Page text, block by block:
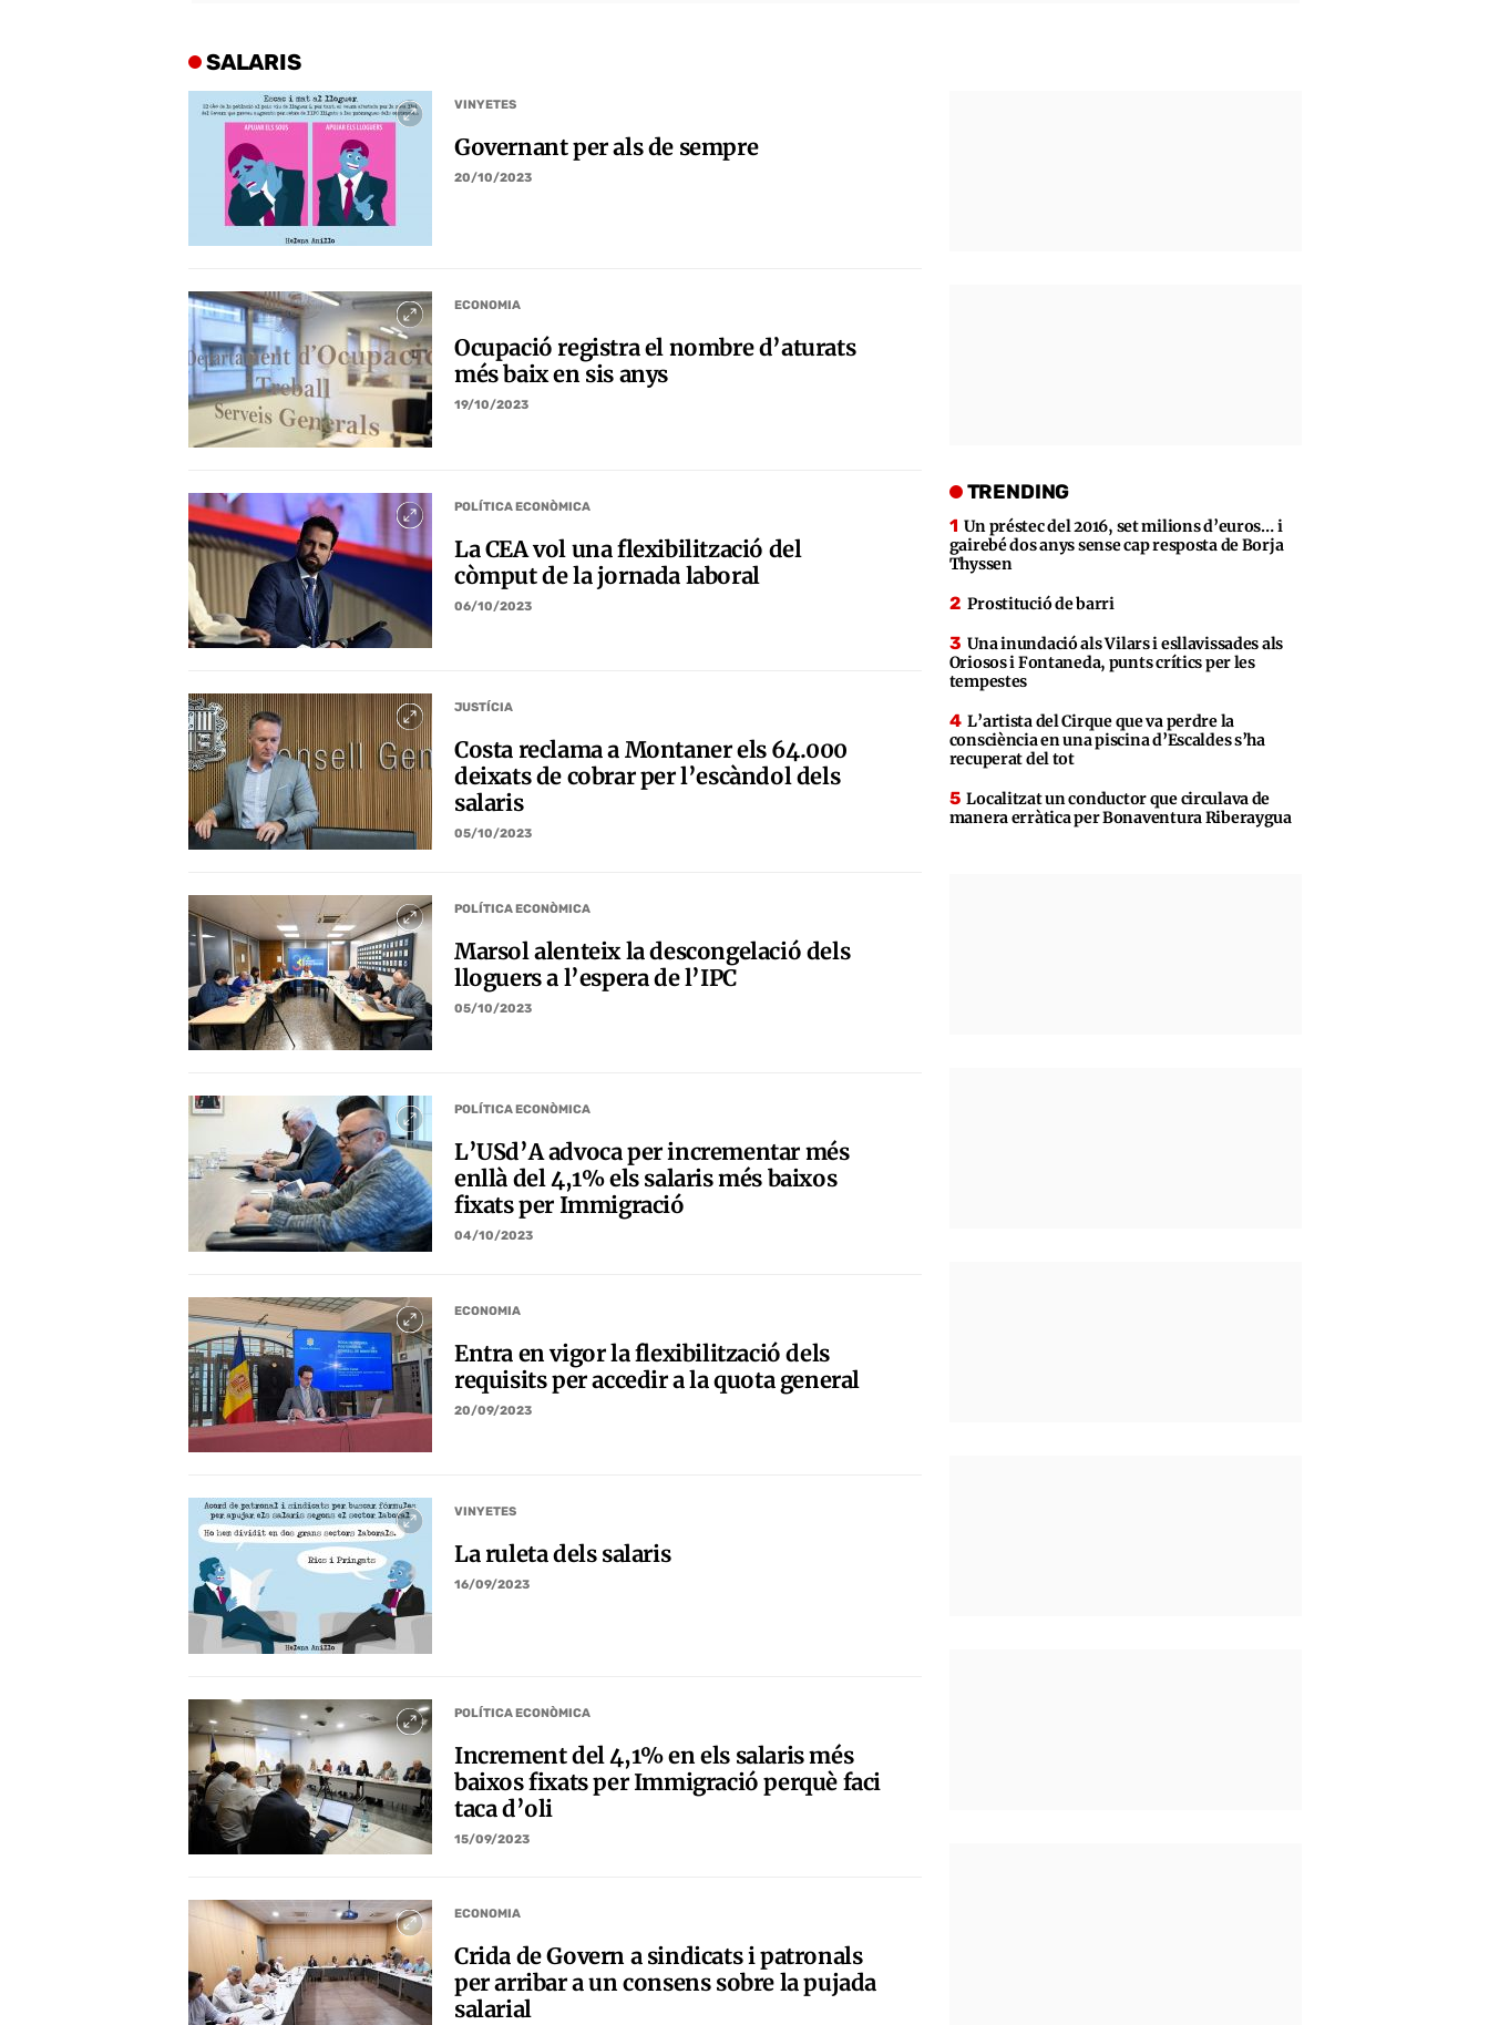
SALARIS
VINYETES
Governant per als de sempre
20/10/2023
ECONOMIA
Ocupació registra el nombre d’aturats
més baix en sis anys
19/10/2023
POLÍTICA ECONÒMICA
La CEA vol una flexibilització del
còmput de la jornada laboral
06/10/2023
JUSTÍCIA
Costa reclama a Montaner els 64.000
deixats de cobrar per l’escàndol dels
salaris
05/10/2023
POLÍTICA ECONÒMICA
Marsol alenteix la descongelació dels
lloguers a l’espera de l’IPC
05/10/2023
POLÍTICA ECONÒMICA
L’USd’A advoca per incrementar més
enllà del 4,1% els salaris més baixos
fixats per Immigració
04/10/2023
ECONOMIA
Entra en vigor la flexibilització dels
requisits per accedir a la quota general
20/09/2023
VINYETES
La ruleta dels salaris
16/09/2023
POLÍTICA ECONÒMICA
Increment del 4,1% en els salaris més
baixos fixats per Immigració perquè faci
taca d’oli
15/09/2023
ECONOMIA
Crida de Govern a sindicats i patronals
per arribar a un consens sobre la pujada
salarial
TRENDING
Un préstec del 2016, set milions d’euros… i
gairebé dos anys sense cap resposta de Borja
Thyssen
Prostitució de barri
Una inundació als Vilars i esllavissades als
Oriosos i Fontaneda, punts crítics per les
tempestes
L’artista del Cirque que va perdre la
consciència en una piscina d’Escaldes s’ha
recuperat del tot
Localitzat un conductor que circulava de
manera erràtica per Bonaventura Riberaygua